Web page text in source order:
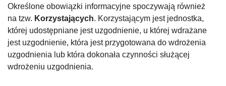
Określone obowiązki informacyjne spoczywają również
na tzw. Korzystających. Korzystającym jest jednostka,
której udostępniane jest uzgodnienie, u której wdrażane
jest uzgodnienie, która jest przygotowana do wdrożenia
uzgodnienia lub która dokonała czynności służącej
wdrożeniu uzgodnienia.